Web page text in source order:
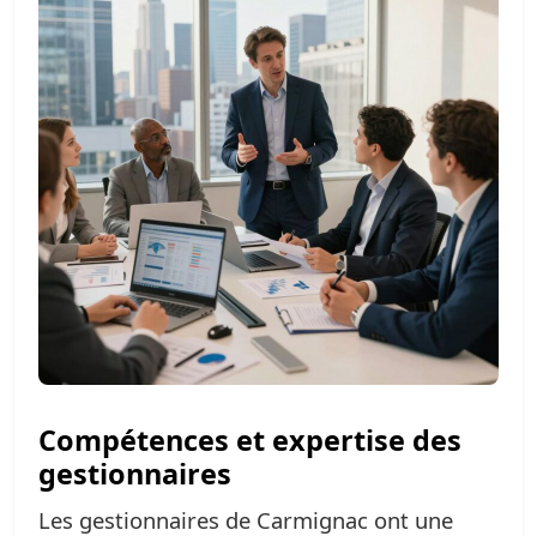
Compétences et expertise des
gestionnaires
Les gestionnaires de Carmignac ont une